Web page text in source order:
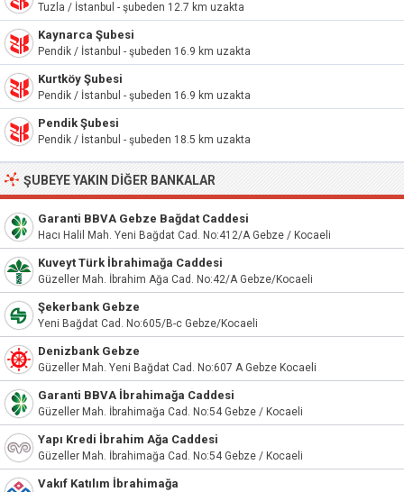
Tuzla / İstanbul - şubeden 12.7 km uzakta
Kaynarca Şubesi
Pendik / İstanbul - şubeden 16.9 km uzakta
Kurtköy Şubesi
Pendik / İstanbul - şubeden 16.9 km uzakta
Pendik Şubesi
Pendik / İstanbul - şubeden 18.5 km uzakta
ŞUBEYE YAKIN DIĞER BANKALAR
Garanti BBVA Gebze Bağdat Caddesi
Hacı Halil Mah. Yeni Bağdat Cad. No:412/A Gebze / Kocaeli
Kuveyt Türk İbrahimağa Caddesi
Güzeller Mah. İbrahim Ağa Cad. No:42/A Gebze/Kocaeli
Şekerbank Gebze
Yeni Bağdat Cad. No:605/B-c Gebze/Kocaeli
Denizbank Gebze
Güzeller Mah. Yeni Bağdat Cad. No:607 A Gebze Kocaeli
Garanti BBVA İbrahimağa Caddesi
Güzeller Mah. İbrahimağa Cad. No:54 Gebze / Kocaeli
Yapı Kredi İbrahim Ağa Caddesi
Güzeller Mah. İbrahimağa Cad. No:54 Gebze / Kocaeli
Vakıf Katılım İbrahimağa